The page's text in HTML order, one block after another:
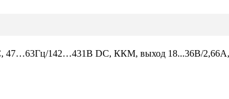
47…63Гц/142…431В DC, ККМ, выход 18...36В/2,66А,